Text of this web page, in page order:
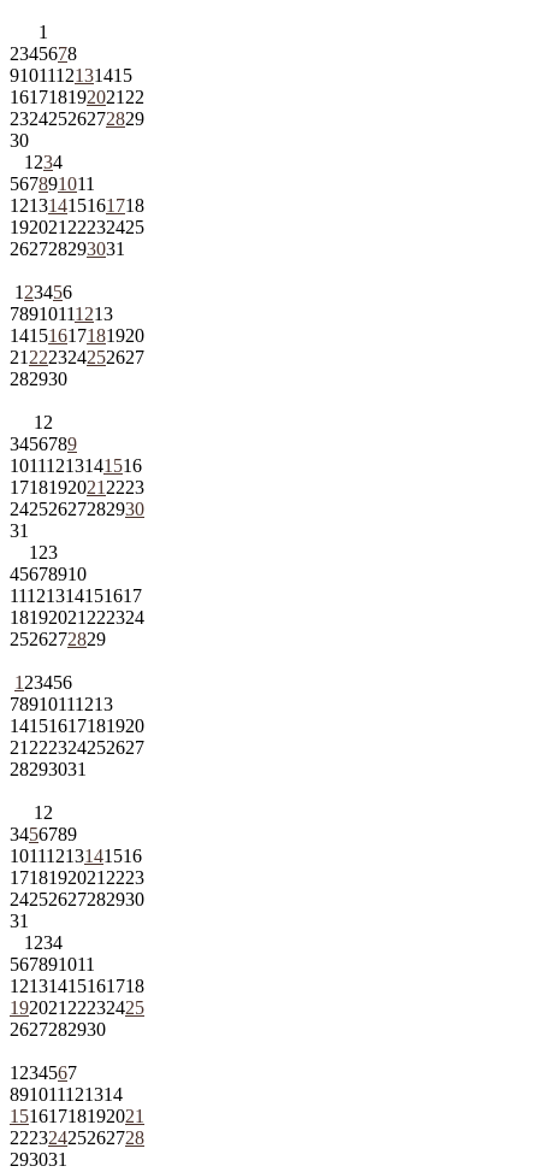
1
2345678
9101112131415
161718192021 22
23242526272829
30
1 234
567891011
12131415161718
192021 22232425
262728293031
1 23456
78910111213
14151617181920
21 222324252627
282930
1 2
3456789
10111213141516
1718192021 2223
24252627282930
31
1 23
45678910
11121314151617
18192021 222324
2526272829
1 23456
78910111213
14151617181920
21 222324252627
28293031
1 2
3456789
10111213141516
1718192021 2223
24252627282930
31
1 234
567891011
12131415161718
192021 22232425
2627282930
1 234567
891011121314
15161718192021
22232425262728
293031